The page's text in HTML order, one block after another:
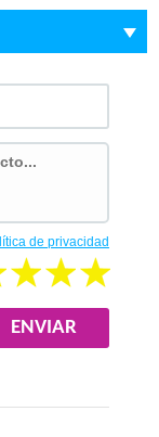
de privacidad